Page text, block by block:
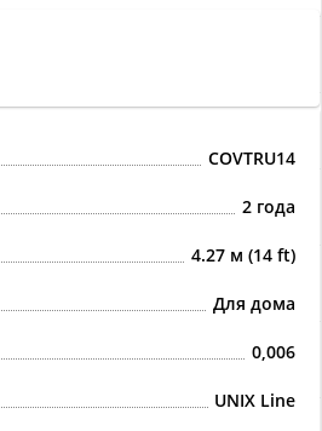
COVTRU14
2 года
4.27 м (14 ft)
Для дома
0,006
UNIX Line